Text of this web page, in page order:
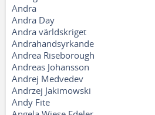
Andra
Andra Day
Andra världskriget
Andrahandsyrkande
Andrea Riseborough
Andreas Johansson
Andrej Medvedev
Andrzej Jakimowski
Andy Fite